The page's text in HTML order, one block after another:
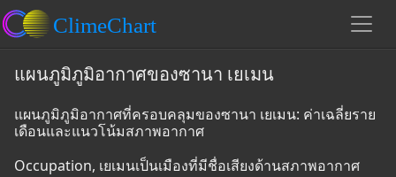
แผนภูมิภูมิอากาศของซานา เยเมน
แผนภูมิภูมิอากาศที่ครอบคลุมของซานา เยเมน: ค่าเฉลี่ยราย
เดือนและแนวโน้มสภาพอากาศ
Occupation, เยเมนเป็นเมืองที่มีชื่อเสียงด้านสภาพอากาศ